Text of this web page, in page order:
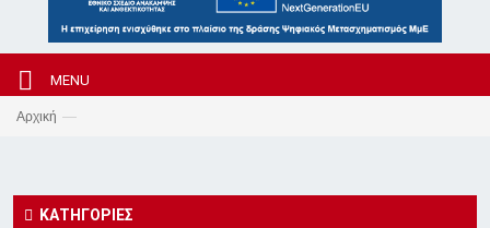
MENU
Αρχική —
ΚΑΤΗΓΟΡΙΕΣ